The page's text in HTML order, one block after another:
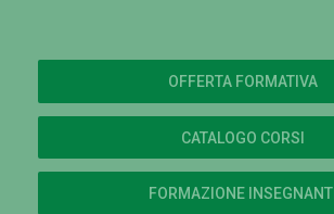
OFFERTA FORMATIVA
CATALOGO CORSI
FORMAZIONE INSEGNANTI